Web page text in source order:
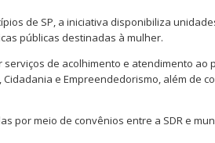
de SP, a iniciativa disponibiliza
públicas destinadas à mulher.
de acolhimento e atendimento ao
e Empreendedorismo, além de
por meio de convênios entre a SDR e